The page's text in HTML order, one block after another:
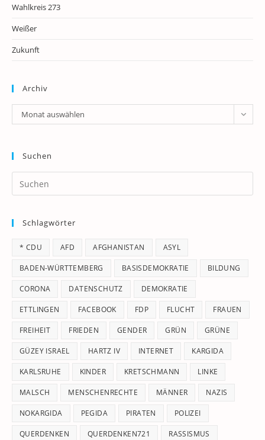
Wahlkreis 273
Weißer
Zukunft
Archiv
Archiv
Monat auswählen
Suchen
Schlagwörter
* CDU AFD AFGHANISTAN ASYL
BADEN-WÜRTTEMBERG BASISDEMOKRATIE BILDUNG
CORONA DATENSCHUTZ DEMOKRATIE
ETTLINGEN FACEBOOK FDP FLUCHT FRAUEN
FREIHEIT FRIEDEN GENDER GRÜN GRÜNE
GÜZEY ISRAEL HARTZ IV INTERNET KARGIDA
KARLSRUHE KINDER KRETSCHMANN LINKE
MALSCH MENSCHENRECHTE MÄNNER NAZIS
NOKARGIDA PEGIDA PIRATEN POLIZEI
QUERDENKEN QUERDENKEN721 RASSISMUS